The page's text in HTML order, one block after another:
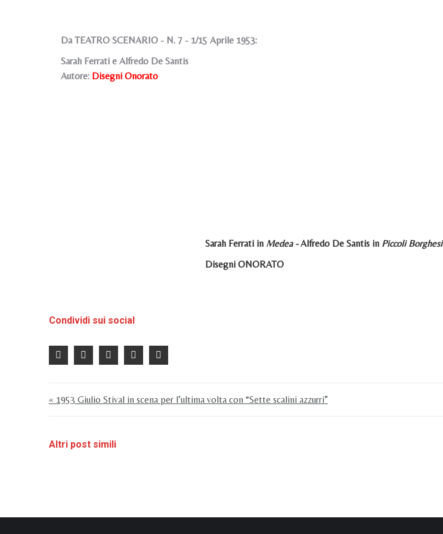
Da TEATRO SCENARIO - N. 7 - 1/15 Aprile 1953:
Sarah Ferrati e Alfredo De Santis
Autore: Disegni Onorato
Sarah Ferrati in Medea -Alfredo De Santis in Piccoli Borghesi
Disegni ONORATO
Condividi sui social
« 1953 Giulio Stival in scena per l’ultima volta con “Sette scalini azzurri”
Altri post simili